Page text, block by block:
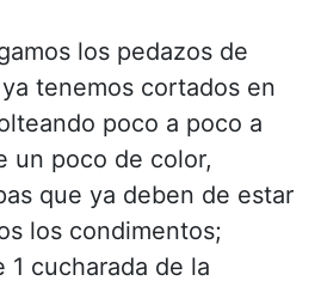
los pedazos de
tenemos cortados en
poco a poco a
un poco de color,
que ya deben de estar
los condimentos;
1 cucharada de la